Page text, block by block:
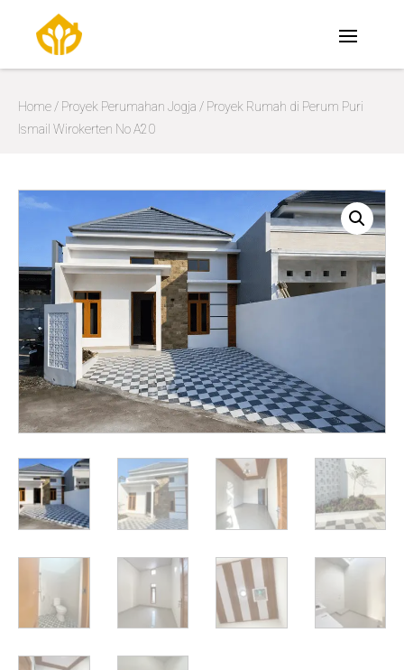
Home / Proyek Perumahan Jogja / Proyek Rumah di Perum Puri
Ismail Wirokerten No A20